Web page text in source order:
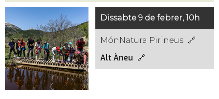
Dissabte 9 de febrer, 10h
MónNatura Pirineus
Alt Àneu